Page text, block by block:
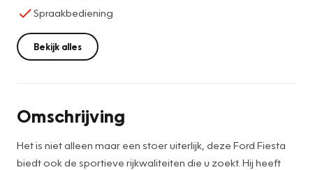
Spraakbediening
Bekijk alles
Omschrijving
Het is niet alleen maar een stoer uiterlijk, deze Ford Fiesta
biedt ook de sportieve rijkwaliteiten die u zoekt. Hij heeft